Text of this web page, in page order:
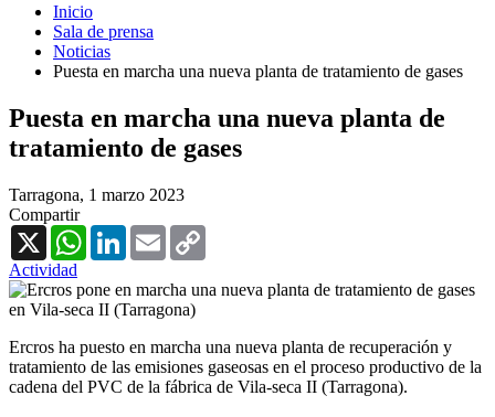
Inicio
Sala de prensa
Noticias
Puesta en marcha una nueva planta de tratamiento de gases
Puesta en marcha una nueva planta de
tratamiento de gases
Tarragona, 1 marzo 2023
Compartir
X
WhatsAppLinkedInEmail
Actividad
Ercros ha puesto en marcha una nueva planta de recuperación y
tratamiento de las emisiones gaseosas en el proceso productivo de la
cadena del PVC de la fábrica de Vila-seca II (Tarragona).